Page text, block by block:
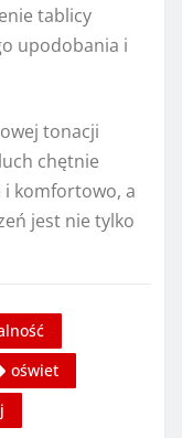
tablicy
upodobania i
tonacji
chętnie
i komfortowo, a
jest nie tylko
oświet